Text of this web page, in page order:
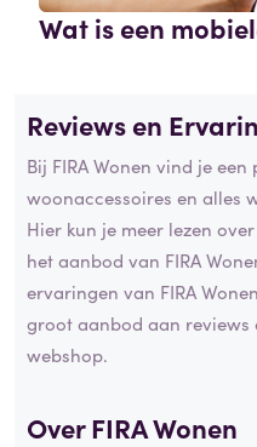
Wat is een
Reviews en
Bij FIRA Wonen vind je
woonaccessoires en alles
Hier kun je meer lezen
het aanbod van FIRA
ervaringen van FIRA
groot aanbod aan reviews
webshop.
Over FIRA Wonen